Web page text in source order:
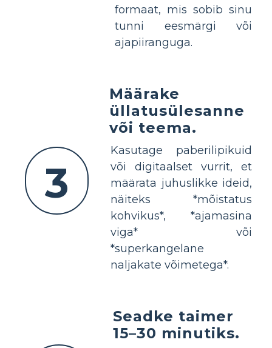
formaat, mis sobib sinu
tunni eesmärgi või
ajapiiranguga.
3
Määrake
üllatusülesanne
või teema.
Kasutage paberilipikuid
või digitaalset vurrit, et
määrata juhuslikke ideid,
näiteks *mõistatus
kohvikus*, *ajamasina
viga* või
*superkangelane
naljakate võimetega*.
Seadke taimer
15–30 minutiks.